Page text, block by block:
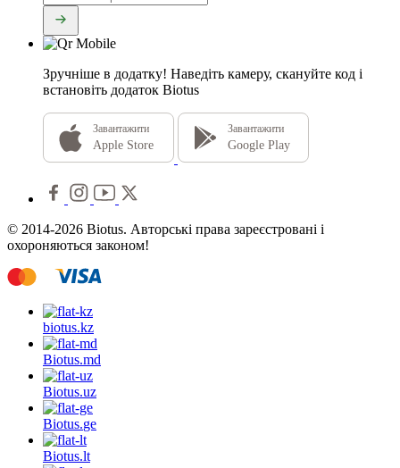
Зручніше в додатку! Наведіть камеру, скануйте код і
встановіть додаток Biotus
Завантажити
Apple Store
Завантажити
Google Play
© 2014-2026 Biotus. Авторські права зареєстровані і
охороняються законом!
biotus.kz
Biotus.md
Biotus.uz
Biotus.ge
Biotus.lt